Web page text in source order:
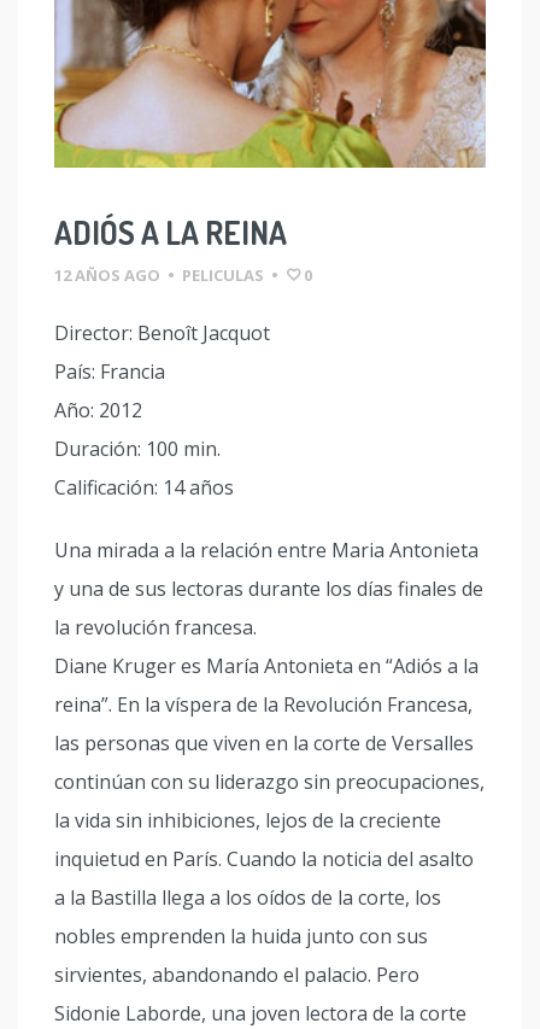
ADIÓS A LA REINA
12 AÑOS AGO • PELICULAS • 0
Director: Benoît Jacquot
País: Francia
Año: 2012
Duración: 100 min.
Calificación: 14 años
Una mirada a la relación entre Maria Antonieta
y una de sus lectoras durante los días finales de
la revolución francesa.
Diane Kruger es María Antonieta en “Adiós a la
reina”. En la víspera de la Revolución Francesa,
las personas que viven en la corte de Versalles
continúan con su liderazgo sin preocupaciones,
la vida sin inhibiciones, lejos de la creciente
inquietud en París. Cuando la noticia del asalto
a la Bastilla llega a los oídos de la corte, los
nobles emprenden la huida junto con sus
sirvientes, abandonando el palacio. Pero
Sidonie Laborde, una joven lectora de la corte